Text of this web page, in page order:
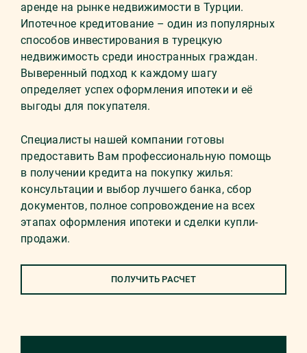
аренде на рынке недвижимости в Турции.
Ипотечное кредитование – один из популярных
способов инвестирования в турецкую
недвижимость среди иностранных граждан.
Выверенный подход к каждому шагу
определяет успех оформления ипотеки и её
выгоды для покупателя.
Специалисты нашей компании готовы
предоставить Вам профессиональную помощь
в получении кредита на покупку жилья:
консультации и выбор лучшего банка, сбор
документов, полное сопровождение на всех
этапах оформления ипотеки и сделки купли-
продажи.
ПОЛУЧИТЬ РАСЧЕТ